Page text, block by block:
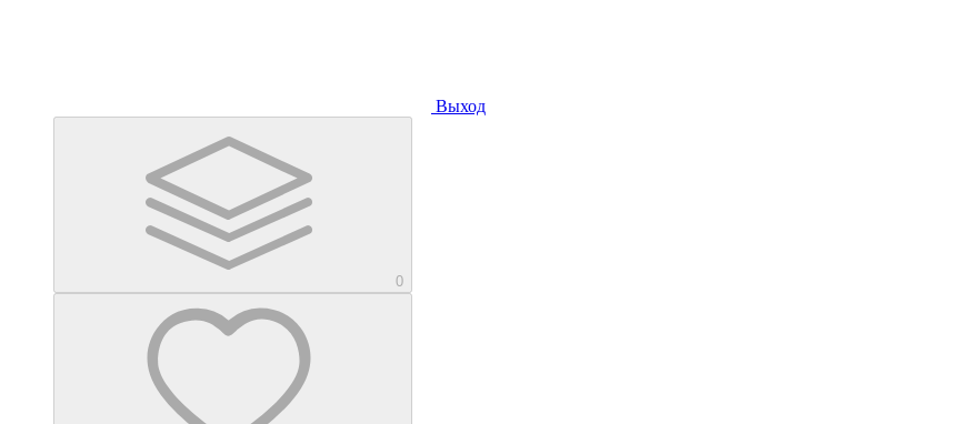
Выход
0